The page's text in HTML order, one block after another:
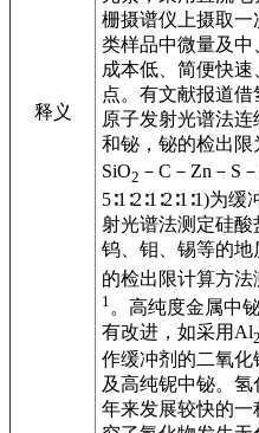
释义
栅摄谱仪上摄取
类样品中微量及
成本低、简便快
点。有文献报道
原子发射光谱法连
和铋，铋的检出限
SiO2 －C－Zn－S
5∶1∶2∶1∶2∶1∶1)为
射光谱法测定硅酸
钨、钼、锡等的地
的检出限计算方法
1 。高纯度金属中
有改进，如采用Al2
作缓冲剂的二氧化
及高纯铌中铋。
年来发展较快的